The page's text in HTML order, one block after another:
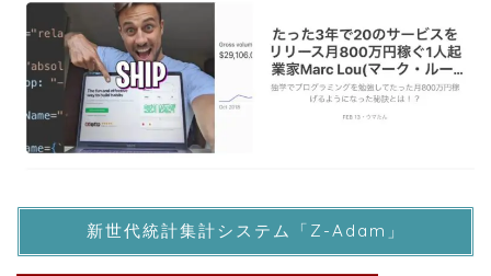
新世代統計集計システム「Z-Adam」